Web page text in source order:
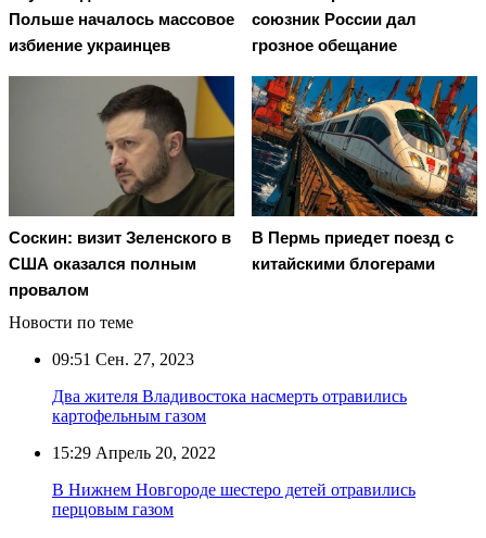
Польше началось массовое
избиение украинцев
союзник России дал
грозное обещание
Соскин: визит Зеленского в
США оказался полным
провалом
В Пермь приедет поезд с
китайскими блогерами
Новости по теме
09:51 Сен. 27, 2023
Два жителя Владивостока насмерть отравились
картофельным газом
15:29 Апрель 20, 2022
В Нижнем Новгороде шестеро детей отравились
перцовым газом